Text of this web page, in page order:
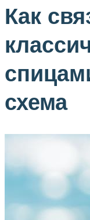
Как
схема